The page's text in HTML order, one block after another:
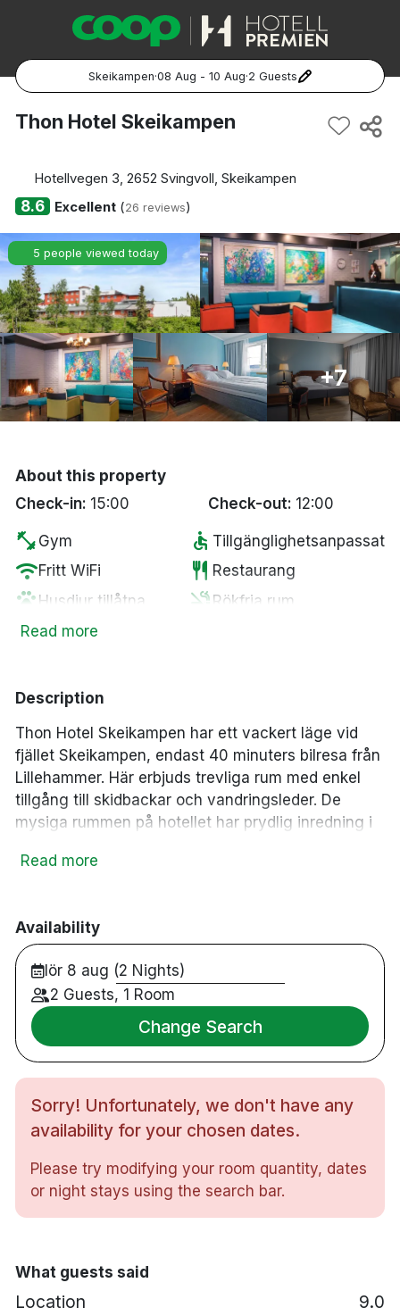
Skeikampen·08 Aug - 10 Aug·2 Guests
Popular Destinations:
Göteborg
Malmö
Hela Norge
Oslo
Bergen
Thon Hotel Skeikampen
Hotellvegen 3, 2652 Svingvoll, Skeikampen
8.6 Excellent(26 reviews)
5 people viewed today
+7
About this property
Check-in: 15:00 Check-out: 12:00
fitness_center Gym accessible Tillgänglighetsanpassat
wifiFritt WiFi restaurant Restaurang
pets Husdjur tillåtna smoke_free Rökfria rum
tvSmart-TV
Read more
Description
Thon Hotel Skeikampen har ett vackert läge vid
fjället Skeikampen, endast 40 minuters bilresa från
Lillehammer. Här erbjuds trevliga rum med enkel
tillgång till skidbackar och vandringsleder. De
mysiga rummen på hotellet har prydlig inredning i
enkelrum till stora familjerum och eleganta,
film på rummet. Passa på att unna dig en
extravagant behandling i hotellets fridfulla
spaavdelning. På spaavdelningen hittar du allt från
bastu och bubbelpool till behandling- och
terapirum.
83 rum
Dubbelrum & familjerum
Badrum med dusch
Gratis WiFi
Skrivbord
Hårtork
Gratis toalettartiklar
Jacuzzi
Spabehandlingar
Read more
Availability
lör 8 aug (2 Nights)
2 Guests, 1 Room
Change Search
Sorry! Unfortunately, we don't have any
availability for your chosen dates.
Please try modifying your room quantity, dates
or night stays using the search bar.
What guests said
Location 9.0